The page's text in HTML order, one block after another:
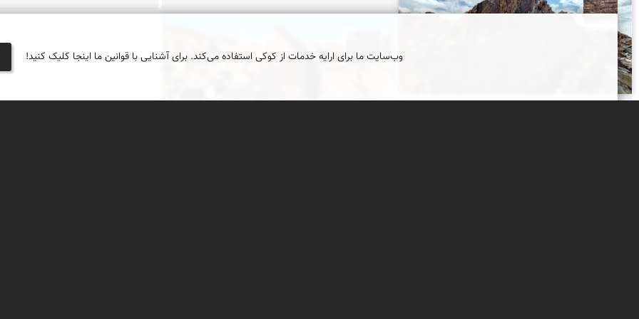
محمد ناصری فرد
وب‌سایت ما برای ارایه خدمات از کوکی استفاده می‌کند. برای آشنایی با قوانین ما اینجا کلیک کنید!